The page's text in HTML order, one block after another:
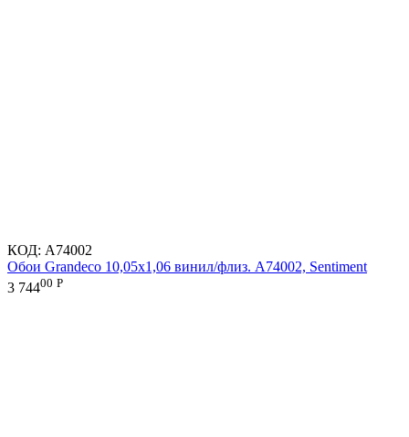
КОД: A74002
Обои Grandeco 10,05х1,06 винил/флиз. A74002, Sentiment
3 74400 Р